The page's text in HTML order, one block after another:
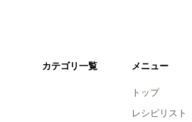
カテゴリ一覧 メニュー
トップ
レシピリスト